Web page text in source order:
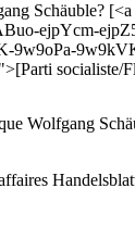
Schäuble?
ejpYcm-
socialiste/
Wolfgang